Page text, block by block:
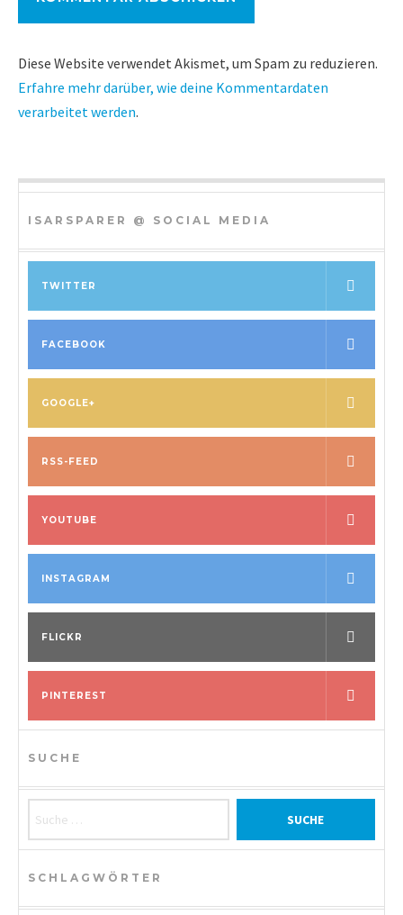
Diese Website verwendet Akismet, um Spam zu reduzieren.
Erfahre mehr darüber, wie deine Kommentardaten
verarbeitet werden.
ISARSPARER @ SOCIAL MEDIA
TWITTER
FACEBOOK
GOOGLE+
RSS-FEED
YOUTUBE
INSTAGRAM
FLICKR
PINTEREST
SUCHE
SCHLAGWÖRTER